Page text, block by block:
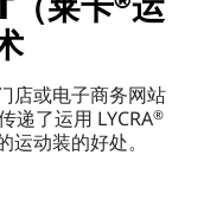
店或电子商务网站
递了运用 LYCRA®
运动装的好处。